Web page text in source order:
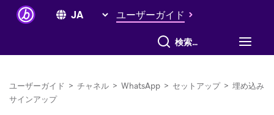
ユーザーガイド
すべて検索
ユーザーガイド > チャネル > WhatsApp > セットアップ> 埋め込み
サインアップ